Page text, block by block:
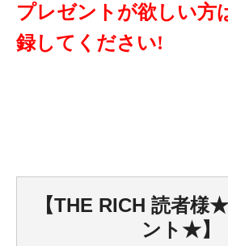
プレゼントが欲しい方
録してください!
【THE RICH 読者様
ント★】